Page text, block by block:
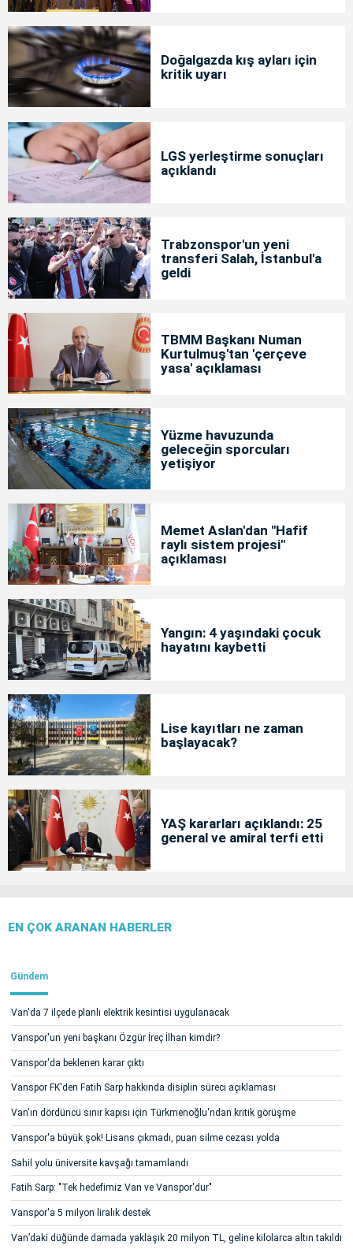
Doğalgazda kış ayları için
kritik uyarı
LGS yerleştirme sonuçları
açıklandı
Trabzonspor'un yeni
transferi Salah, İstanbul'a
geldi
TBMM Başkanı Numan
Kurtulmuş'tan 'çerçeve
yasa' açıklaması
Yüzme havuzunda
geleceğin sporcuları
yetişiyor
Memet Aslan'dan "Hafif
raylı sistem projesi"
açıklaması
Yangın: 4 yaşındaki çocuk
hayatını kaybetti
Lise kayıtları ne zaman
başlayacak?
YAŞ kararları açıklandı: 25
general ve amiral terfi etti
EN ÇOK ARANAN HABERLER
Gündem
Van'da 7 ilçede planlı elektrik kesintisi uygulanacak
Vanspor'un yeni başkanı Özgür İreç İlhan kimdir?
Vanspor'da beklenen karar çıktı
Vanspor FK'den Fatih Sarp hakkında disiplin süreci açıklaması
Van'ın dördüncü sınır kapısı için Türkmenoğlu'ndan kritik görüşme
Vanspor'a büyük şok! Lisans çıkmadı, puan silme cezası yolda
Sahil yolu üniversite kavşağı tamamlandı
Fatih Sarp: "Tek hedefimiz Van ve Vanspor'dur"
Vanspor'a 5 milyon liralık destek
Van’daki düğünde damada yaklaşık 20 milyon TL, geline kilolarca altın takıldı